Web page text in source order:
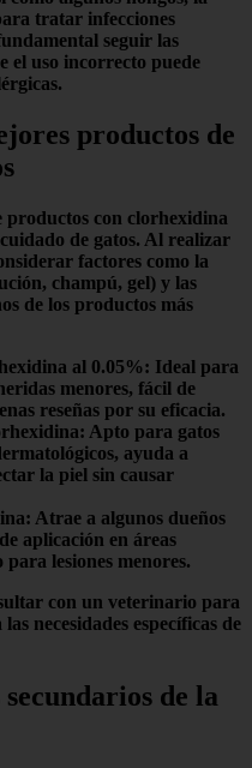
tratar infecciones
seguir las
el uso incorrecto puede
productos de
productos con clorhexidina
de gatos. Al realizar
factores como la
champú, gel) y las
de los productos más
al 0.05%: Ideal para
menores, fácil de
reseñas por su eficacia.
: Apto para gatos
ayuda a
la piel sin causar
: Atrae a algunos dueños
aplicación en áreas
lesiones menores.
con un veterinario para
necesidades específicas de
de la